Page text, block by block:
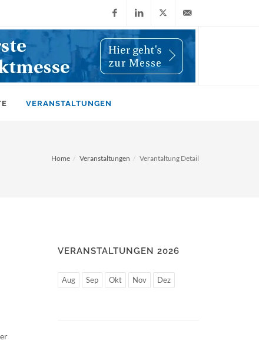
FacebookLinkedIn
X
(Twitter)
info@wiwi-
VERANSTALTUNGEN
Home Veranstaltungen Verantaltung Detail
VERANSTALTUNGEN 2026
Aug Sep Okt Nov Dez